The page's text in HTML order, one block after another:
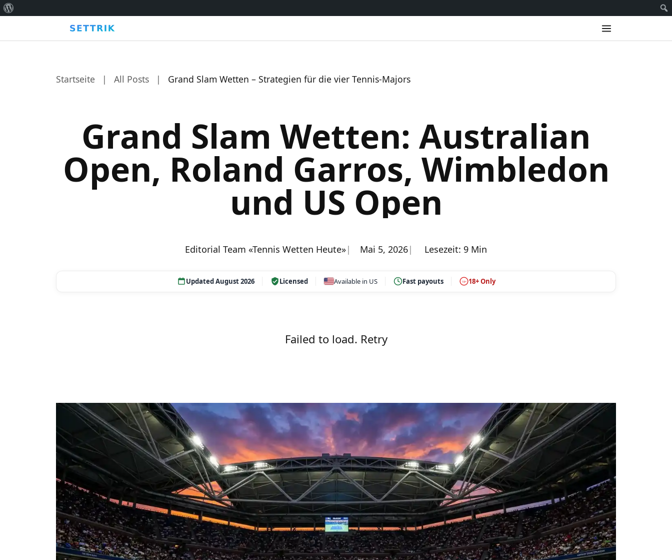
Startseite | All Posts | Grand Slam Wetten – Strategien für die vier Tennis-Majors
Grand Slam Wetten: Australian
Open, Roland Garros, Wimbledon
und US Open
Editorial Team «Tennis Wetten Heute» Mai 5, 2026 Lesezeit: 9 Min
Updated August 2026 Licensed Available in US Fast payouts 18+ 18+ Only
Failed to load. Retry